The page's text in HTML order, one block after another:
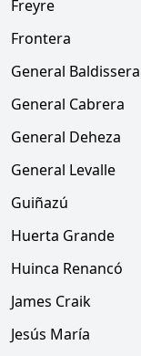
Freyre
Frontera
General Baldissera
General Cabrera
General Deheza
General Levalle
Guiñazú
Huerta Grande
Huinca Renancó
James Craik
Jesús María